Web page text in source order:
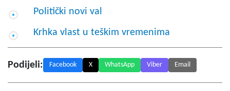
Politički novi val
Krhka vlast u teškim vremenima
Podijeli: Facebook X WhatsApp Viber Email